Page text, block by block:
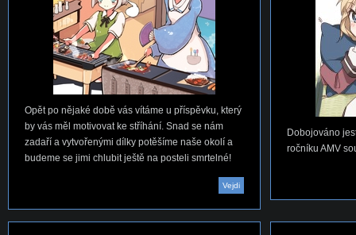
Opět po nějaké době vás vítáme u příspěvku, který
by vás měl motivovat ke stříhání. Snad se nám
zadaří a vytvořenými dílky potěšíme naše okolí a
budeme se jimi chlubit ještě na posteli smrtelné!
Vejdi
Dobojováno
ročníku AMV